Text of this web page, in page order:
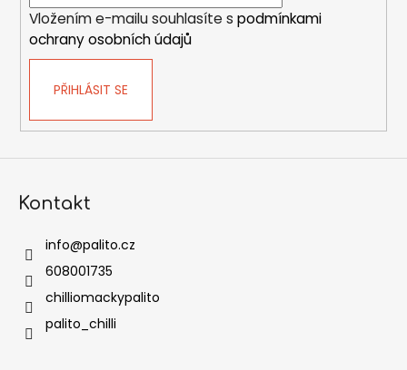
Vložením e-mailu souhlasíte s podmínkami
ochrany osobních údajů
PŘIHLÁSIT SE
Kontakt
info@palito.cz
608001735
chilliomackypalito
palito_chilli